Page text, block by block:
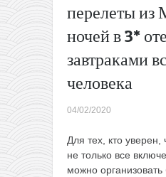
перелеты из
ночей в 3*
завтраками
человека
04/02/2020
Для тех, кто
не только все
можно